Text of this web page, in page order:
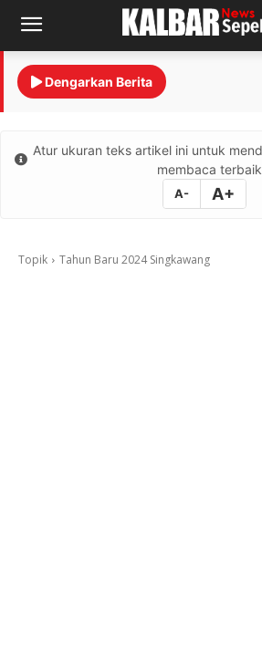
Dengarkan Berita
Atur ukuran teks artikel ini untuk
membaca
A- A+
Topik Tahun Baru 2024 Singkawang